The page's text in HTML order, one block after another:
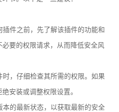
件之前，先了解该插件的功能和
要的权限请求，从而降低安全风
，仔细检查其所需的权限。如果
安装或调整权限设置。
的最新状态，以获取最新的安全